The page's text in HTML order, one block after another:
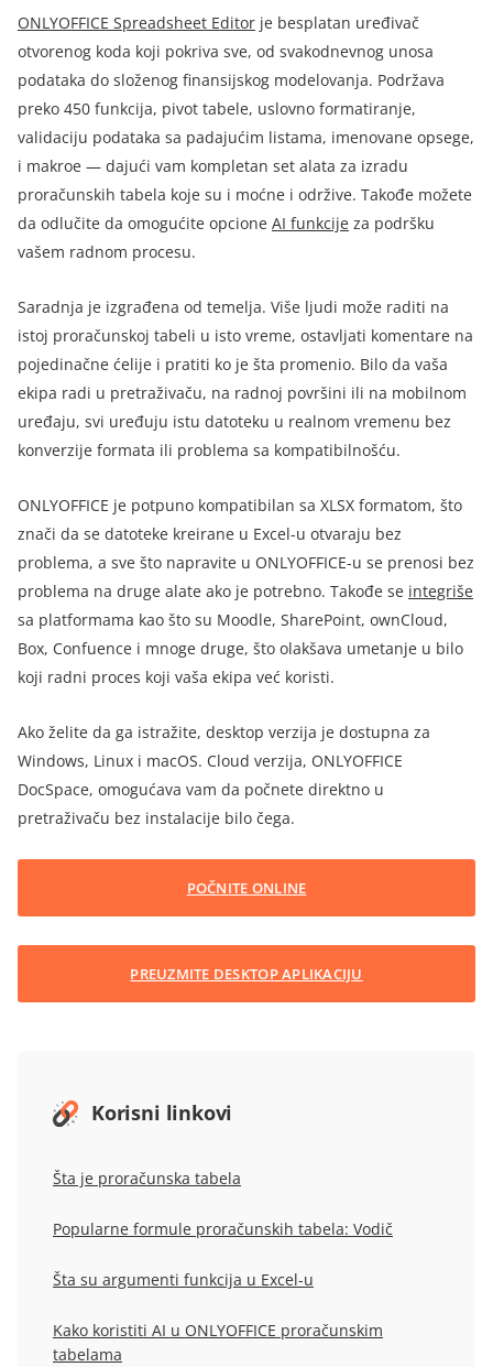
ONLYOFFICE Spreadsheet Editor je besplatan uređivač
otvorenog koda koji pokriva sve, od svakodnevnog unosa
podataka do složenog finansijskog modelovanja. Podržava
preko 450 funkcija, pivot tabele, uslovno formatiranje,
validaciju podataka sa padajućim listama, imenovane opsege,
i makroe — dajući vam kompletan set alata za izradu
proračunskih tabela koje su i moćne i održive. Takođe možete
da odlučite da omogućite opcione AI funkcije za podršku
vašem radnom procesu.
Saradnja je izgrađena od temelja. Više ljudi može raditi na
istoj proračunskoj tabeli u isto vreme, ostavljati komentare na
pojedinačne ćelije i pratiti ko je šta promenio. Bilo da vaša
ekipa radi u pretraživaču, na radnoj površini ili na mobilnom
uređaju, svi uređuju istu datoteku u realnom vremenu bez
konverzije formata ili problema sa kompatibilnošću.
ONLYOFFICE je potpuno kompatibilan sa XLSX formatom, što
znači da se datoteke kreirane u Excel-u otvaraju bez
problema, a sve što napravite u ONLYOFFICE-u se prenosi bez
problema na druge alate ako je potrebno. Takođe se integriše
sa platformama kao što su Moodle, SharePoint, ownCloud,
Box, Confuence i mnoge druge, što olakšava umetanje u bilo
koji radni proces koji vaša ekipa već koristi.
Ako želite da ga istražite, desktop verzija je dostupna za
Windows, Linux i macOS. Cloud verzija, ONLYOFFICE
DocSpace, omogućava vam da počnete direktno u
pretraživaču bez instalacije bilo čega.
POČNITE ONLINE
PREUZMITE DESKTOP APLIKACIJU
Korisni linkovi
Šta je proračunska tabela
Popularne formule proračunskih tabela: Vodič
Šta su argumenti funkcija u Excel-u
Kako koristiti AI u ONLYOFFICE proračunskim
tabelama